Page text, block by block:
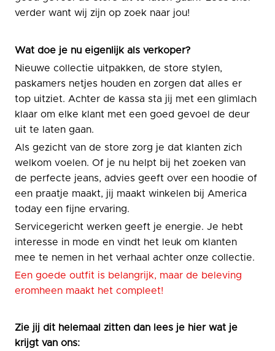
verder want wij zijn op zoek naar jou!
Wat doe je nu eigenlijk als verkoper?
Nieuwe collectie uitpakken, de store stylen,
paskamers netjes houden en zorgen dat alles er
top uitziet. Achter de kassa sta jij met een glimlach
klaar om elke klant met een goed gevoel de deur
uit te laten gaan.
Als gezicht van de store zorg je dat klanten zich
welkom voelen. Of je nu helpt bij het zoeken van
de perfecte jeans, advies geeft over een hoodie of
een praatje maakt, jij maakt winkelen bij America
today een fijne ervaring.
Servicegericht werken geeft je energie. Je hebt
interesse in mode en vindt het leuk om klanten
mee te nemen in het verhaal achter onze collectie.
Een goede outfit is belangrijk, maar de beleving
eromheen maakt het compleet!
Zie jij dit helemaal zitten dan lees je hier wat je
krijgt van ons: